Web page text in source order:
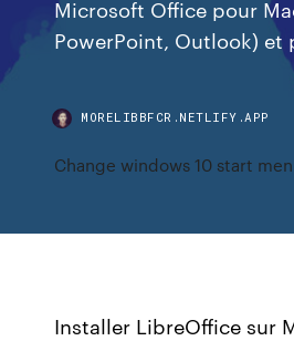
Microsoft Office pour
PowerPoint, Outlook) et
MORELIBBFCR.NETLIFY.APP
Change windows 10 start
Installer LibreOffice sur